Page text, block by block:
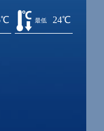
最低 24℃